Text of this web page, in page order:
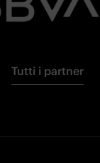
Tutti i partner